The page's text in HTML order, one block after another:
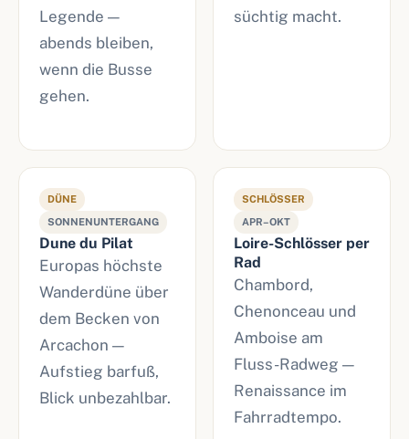
Legende —
abends bleiben,
wenn die Busse
gehen.
süchtig macht.
DÜNE
SONNENUNTERGANG
Dune du Pilat
Europas höchste
Wanderdüne über
dem Becken von
Arcachon —
Aufstieg barfuß,
Blick unbezahlbar.
SCHLÖSSER
APR–OKT
Loire-Schlösser per
Rad
Chambord,
Chenonceau und
Amboise am
Fluss-Radweg —
Renaissance im
Fahrradtempo.